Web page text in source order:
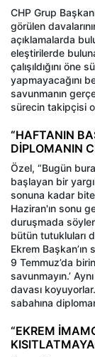
CHP Grup
görülen
açıklamalarda
eleştirilerde
çalışıldığını
yapmayacağını
savunmanın
sürecin takipçisi
“HAFTANIN
DİPLOMANIN
Özel, “Bugün
başlayan bir
sonuna kadar
Haziran'ın sonu
duruşmada
bütün tutukluları
Ekrem
9 Temmuz’da
savunmayın.’
davası
sabahına
“EKREM